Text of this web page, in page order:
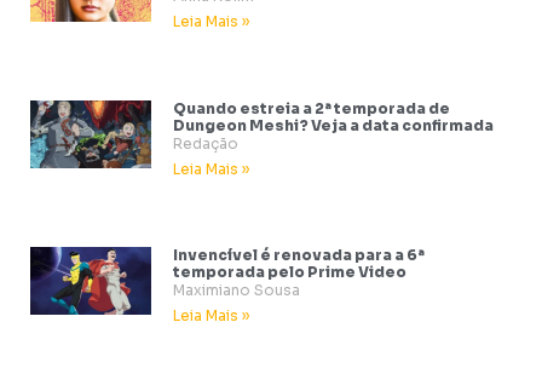
Leia Mais »
Quando estreia a 2ª temporada de
Dungeon Meshi? Veja a data confirmada
Redação
Leia Mais »
Invencível é renovada para a 6ª
temporada pelo Prime Video
Maximiano Sousa
Leia Mais »